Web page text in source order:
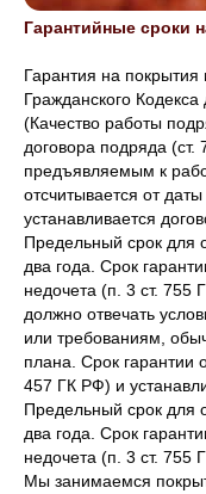
Гарантийные сроки
Гарантия на
Гражданского
(Качество работы
договора подряда
предъявляемым к
отсчитывается от
устанавливается
Предельный срок для
два года. Срок
недочета (п. 3 ст. 755
должно отвечать
или требованиям,
плана. Срок гарантии
457 ГК РФ) и
Предельный срок для
два года. Срок
недочета (п. 3 ст. 755
Мы занимаемся